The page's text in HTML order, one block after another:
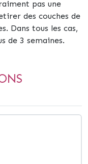
pas une
des couches de
Dans tous les cas,
de 3 semaines.